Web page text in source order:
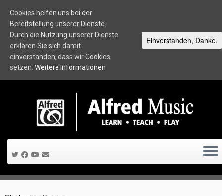
Cookies helfen uns bei der
Bereitstellung unserer Dienste.
Durch die Nutzung unserer Dienste
erklären Sie sich damit
einverstanden, dass wir Cookies
setzen. Weitere Informationen
Einverstanden, Danke.